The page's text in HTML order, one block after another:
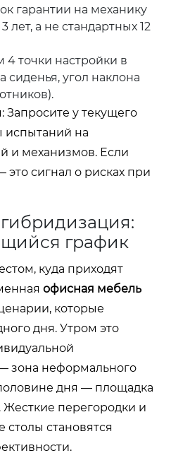
гарантии на механику
а не стандартных 12
точки настройки в
сиденья, угол наклона
Запросите у текущего
испытаний на
и механизмов. Если
это сигнал о рисках при
график
куда приходят
офисная мебель
которые
дня. Утром это
зона неформального
дня — площадка
перегородки и
становятся